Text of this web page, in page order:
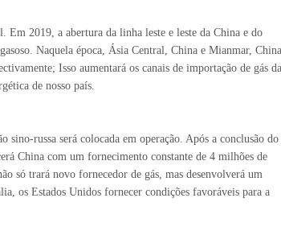
Em 2019, a abertura da linha leste e leste da China e do
Naquela época, Ásia Central, China e Mianmar, China
Isso aumentará os canais de importação de gás da
de nosso país.
russa será colocada em operação. Após a conclusão do
China com um fornecimento constante de 4 milhões de
só trará novo fornecedor de gás, mas desenvolverá um
os Estados Unidos fornecer condições favoráveis ​​para a